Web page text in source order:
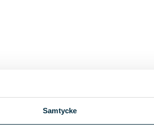
Samtycke